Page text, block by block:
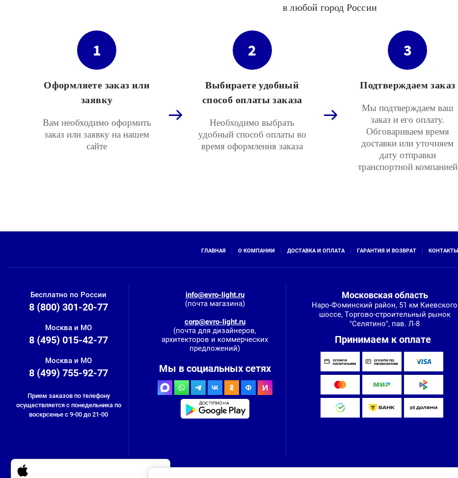
в любой город России
1
Оформляете заказ или
заявку
Вам необходимо оформить
заказ или заявку на нашем
сайте
2
Выбираете удобный
способ оплаты заказа
Необходимо выбрать
удобный способ оплаты во
время оформления заказа
3
Подтверждаем заказ
Мы подтверждаем ваш
заказ и его оплату.
Обговариваем время
доставки или уточняем
дату отправки
транспортной компанией
ГЛАВНАЯ О КОМПАНИИ ДОСТАВКА И ОПЛАТА ГАРАНТИЯ И ВОЗВРАТ КОНТАКТЫ
Бесплатно по России
8 (800) 301-20-77
Москва и МО
8 (495) 015-42-77
Москва и МО
8 (499) 755-92-77
Прием заказов по телефону
осуществляется с понедельника по
воскрсенье с 9-00 до 21-00
info@evro-light.ru
(почта магазина)
corp@evro-light.ru
(почта для дизайнеров,
архитекторов и коммерческих
предложений)
Мы в социальных сетях
Московская область
Наро-Фоминский район, 51 км Киевского
шоссе, Торгово-строительный рынок
"Селятино", пав. Л-8
Принимаем к оплате